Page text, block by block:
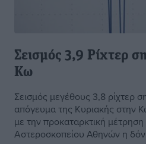
Σεισμός 3,9 Ρίχτερ
Κω
Σεισμός μεγέθους 3,8 ρίχτερ
απόγευμα της Κυριακής στην
με την προκαταρκτική
Αστεροσκοπείου Αθηνών η